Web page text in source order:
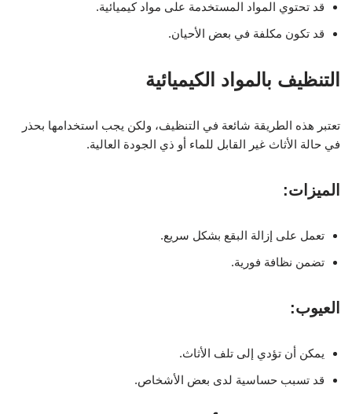
قد تحتوي المواد المستخدمة على مواد كيميائية.
قد تكون مكلفة في بعض الأحيان.
التنظيف بالمواد الكيميائية
تعتبر هذه الطريقة شائعة في التنظيف، ولكن يجب استخدامها بحذر
في حالة الأثاث غير القابل للماء أو ذي الجودة العالية.
الميزات:
تعمل على إزالة البقع بشكل سريع.
تضمن نظافة فورية.
العيوب:
يمكن أن تؤدي إلى تلف الأثاث.
قد تسبب حساسية لدى بعض الأشخاص.